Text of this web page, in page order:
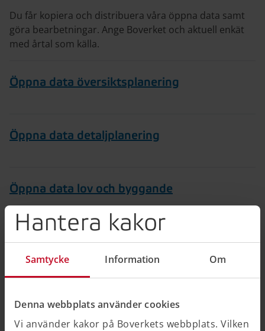
Hantera kakor
Samtycke Information Om
Denna webbplats använder cookies
Vi använder kakor på Boverkets webbplats. Vilken
Du får kopiera och distribuera våra öppna data samt
göra bearbetningar. Ange Boverket och aktuell enkät
med årtal som källa.
Öppna data översiktsplanering
Öppna data detaljplanering
Öppna data lov och byggande
Öppna data tillsyn